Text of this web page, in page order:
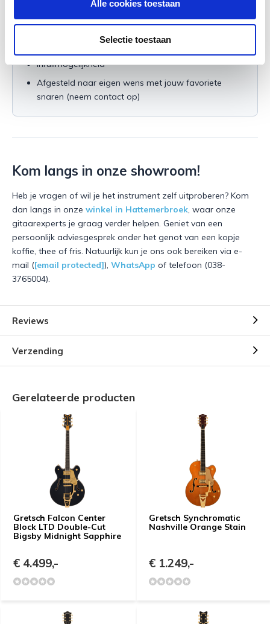
Alle cookies toestaan
Selectie toestaan
maanden)
Gratis verzending
Inruilmogelijkheid
Afgesteld naar eigen wens met jouw favoriete
snaren (neem contact op)
Kom langs in onze showroom!
Heb je vragen of wil je het instrument zelf uitproberen? Kom
dan langs in onze winkel in Hattemerbroek , waar onze
gitaarexperts je graag verder helpen. Geniet van een
persoonlijk adviesgesprek onder het genot van een kopje
koffie, thee of fris. Natuurlijk kun je ons ook bereiken via e-
mail ([email protected]), WhatsApp of telefoon (038-
3765004).
Reviews
Verzending
Gerelateerde producten
Gretsch Falcon Center
Block LTD Double-Cut
Bigsby Midnight Sapphire
€ 4.499,-
Gretsch Synchromatic
Nashville Orange Stain
€ 1.249,-